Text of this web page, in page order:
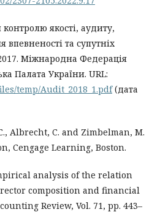
якості, аудиту,
та супутніх
Міжнародна Федерація
Палата України. URL:
temp/Audit_2018_1.pdf(дата
Albrecht, C. and Zimbelman, M.
Cengage Learning, Boston.
analysis of the relation
composition and financial
Review, Vol. 71, pp. 443–